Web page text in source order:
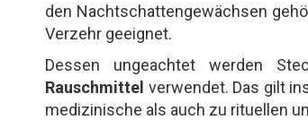
den Nachtschattengewächsen
Verzehr geeignet.
Dessen ungeachtet werden
Rauschmittel verwendet. Das gilt
medizinische als auch zu rituellen